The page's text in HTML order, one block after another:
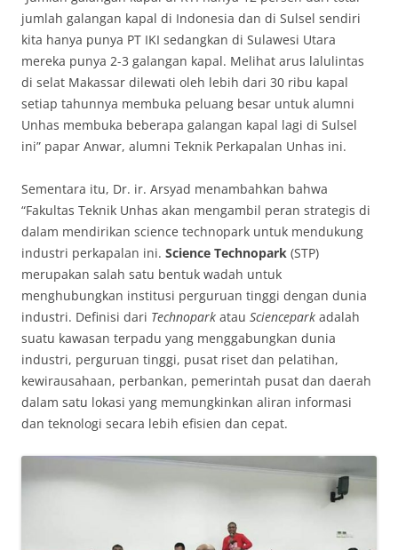
jumlah galangan kapal di Indonesia dan di Sulsel sendiri
kita hanya punya PT IKI sedangkan di Sulawesi Utara
mereka punya 2-3 galangan kapal. Melihat arus lalulintas
di selat Makassar dilewati oleh lebih dari 30 ribu kapal
setiap tahunnya membuka peluang besar untuk alumni
Unhas membuka beberapa galangan kapal lagi di Sulsel
ini” papar Anwar, alumni Teknik Perkapalan Unhas ini.
Sementara itu, Dr. ir. Arsyad menambahkan bahwa
“Fakultas Teknik Unhas akan mengambil peran strategis di
dalam mendirikan science technopark untuk mendukung
industri perkapalan ini. Science Technopark (STP)
merupakan salah satu bentuk wadah untuk
menghubungkan institusi perguruan tinggi dengan dunia
industri. Definisi dari Technopark atau Sciencepark adalah
suatu kawasan terpadu yang menggabungkan dunia
industri, perguruan tinggi, pusat riset dan pelatihan,
kewirausahaan, perbankan, pemerintah pusat dan daerah
dalam satu lokasi yang memungkinkan aliran informasi
dan teknologi secara lebih efisien dan cepat.